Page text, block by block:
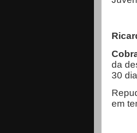
da
30
em